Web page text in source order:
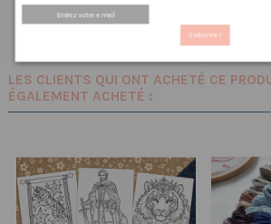
LES CLIENTS QUI ONT ACHETÉ CE
ÉGALEMENT ACHETÉ :
S'abonner